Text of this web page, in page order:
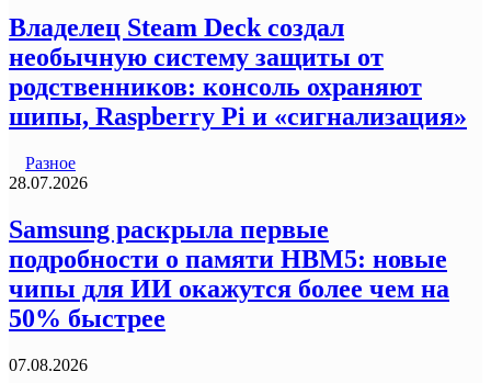
Владелец Steam Deck создал
необычную систему защиты от
родственников: консоль охраняют
шипы, Raspberry Pi и «сигнализация»
Разное
28.07.2026
Samsung раскрыла первые
подробности о памяти HBM5: новые
чипы для ИИ окажутся более чем на
50% быстрее
07.08.2026